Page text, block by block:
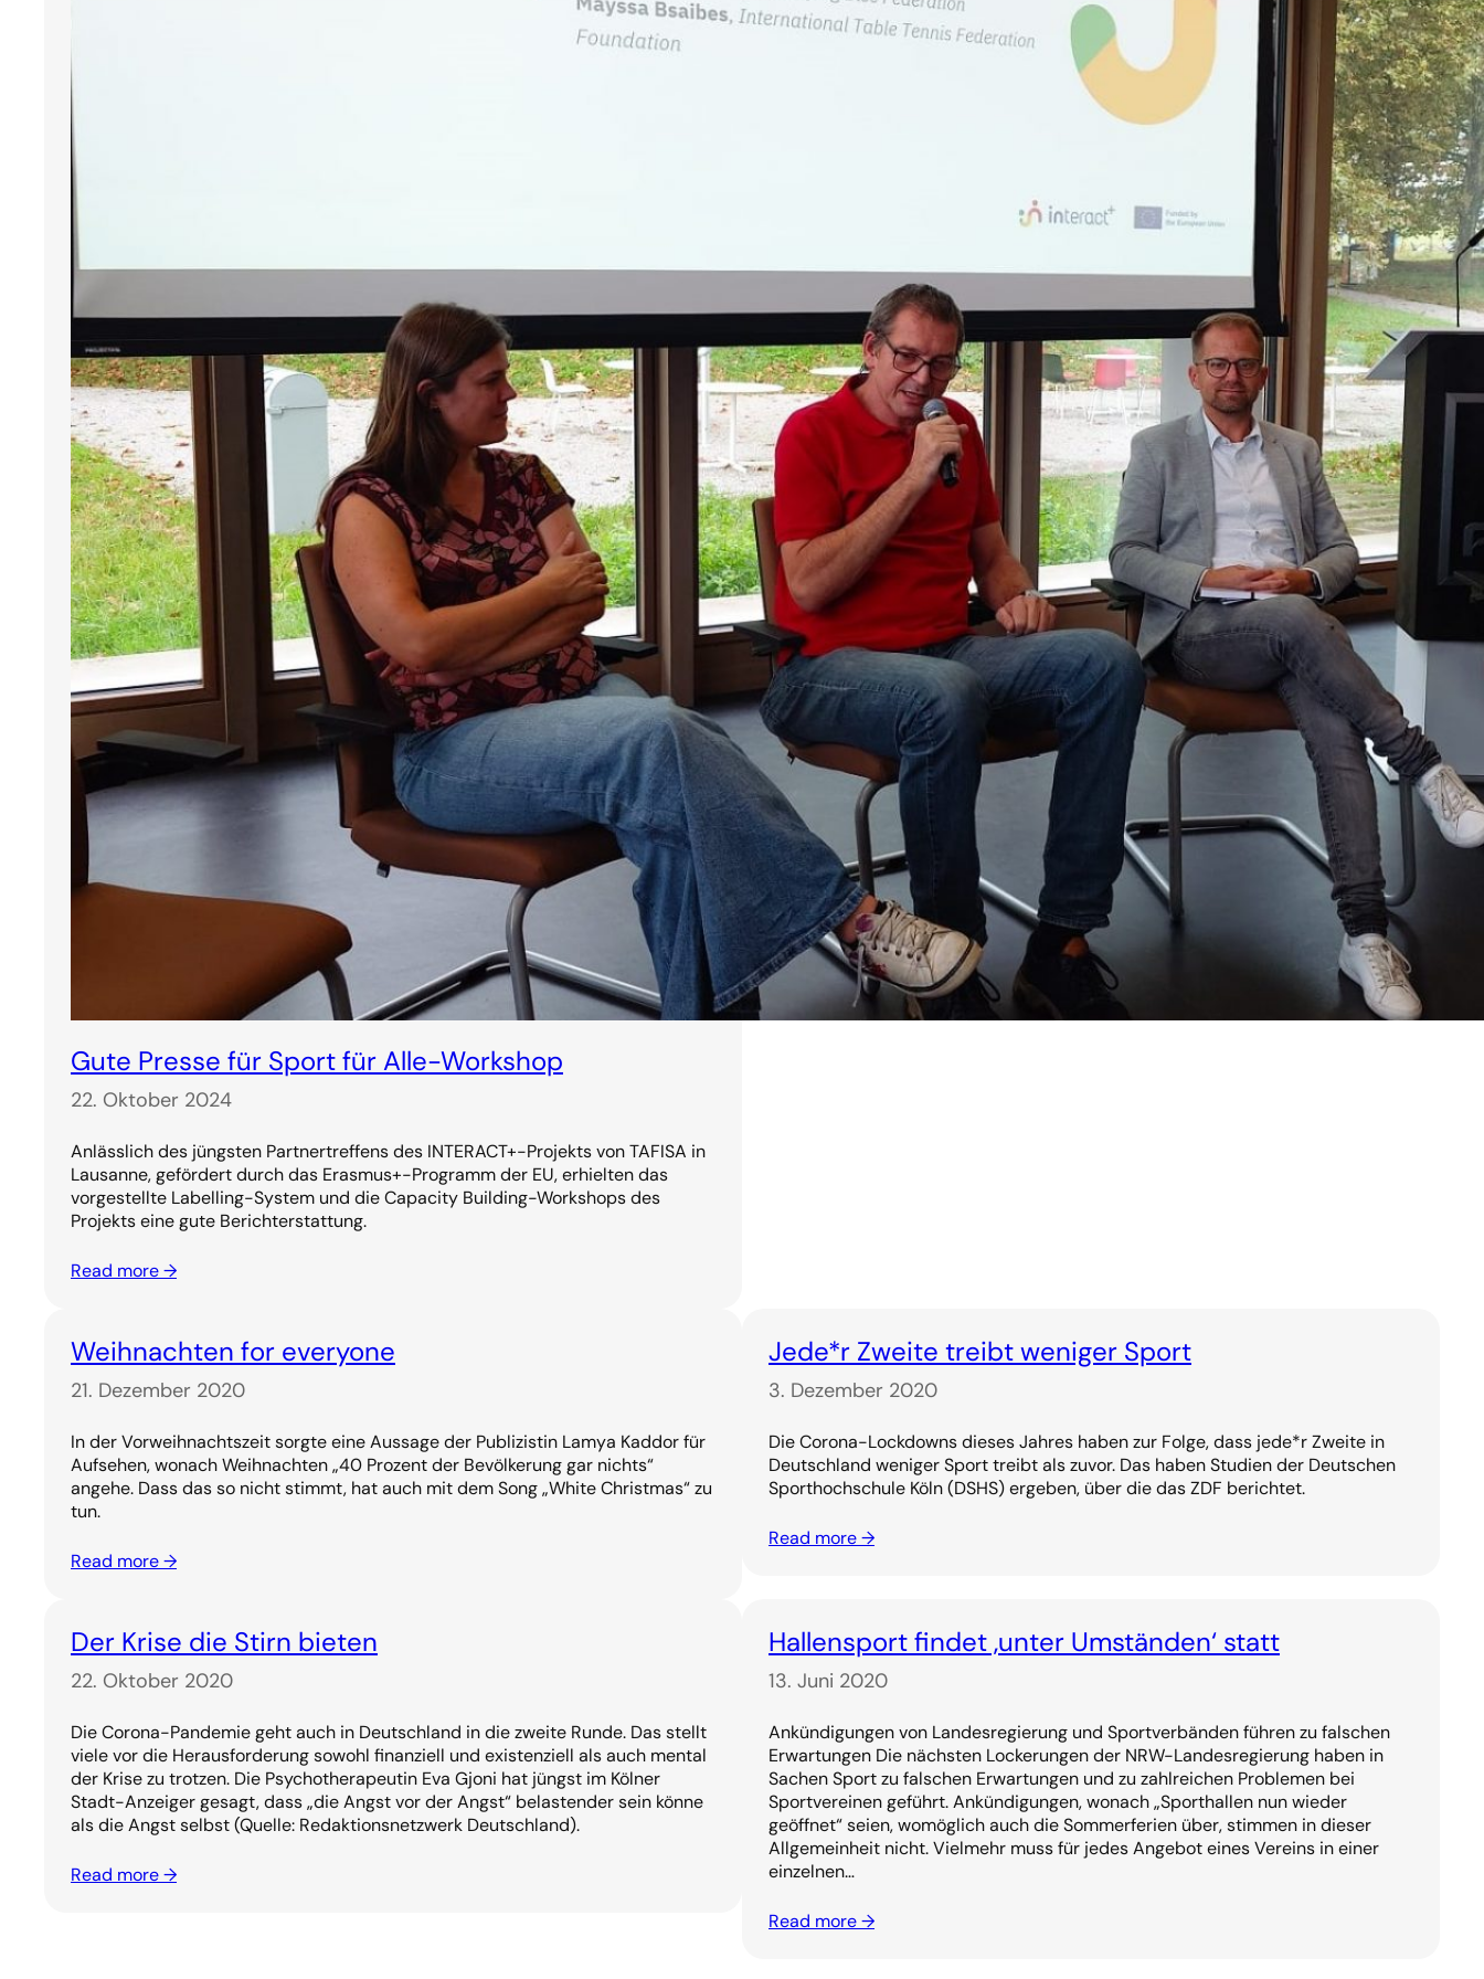
Gute Presse für Sport für Alle-Workshop
22. Oktober 2024
Anlässlich des jüngsten Partnertreffens des INTERACT+-Projekts von TAFISA in
Lausanne, gefördert durch das Erasmus+-Programm der EU, erhielten das
vorgestellte Labelling-System und die Capacity Building-Workshops des
Projekts eine gute Berichterstattung.
Read more →
Insgesamt 200 Gäste haben sich beim erstmals online durchgeführten
Lehrteamtreffen des LSB NRW im Januar 2021 zusammengefunden. Die
Organisatorinnen der Akademie für Bildung und Qualifizierung leiteten die
Zoom-Sitzung aus einem Studio in Hamm, zusammen mit Linda Kübel von der
DOSB Führungsakademie aus Köln. Auftakt…
Weihnachten for everyone
21. Dezember 2020
In der Vorweihnachtszeit sorgte eine Aussage der Publizistin Lamya Kaddor für
Aufsehen, wonach Weihnachten „40 Prozent der Bevölkerung gar nichts“
angehe. Dass das so nicht stimmt, hat auch mit dem Song „White Christmas“ zu
tun.
Read more →
Jede*r Zweite treibt weniger Sport
3. Dezember 2020
Die Corona-Lockdowns dieses Jahres haben zur Folge, dass jede*r Zweite in
Deutschland weniger Sport treibt als zuvor. Das haben Studien der Deutschen
Sporthochschule Köln (DSHS) ergeben, über die das ZDF berichtet.
Read more →
Der Krise die Stirn bieten
22. Oktober 2020
Die Corona-Pandemie geht auch in Deutschland in die zweite Runde. Das stellt
viele vor die Herausforderung sowohl finanziell und existenziell als auch mental
der Krise zu trotzen. Die Psychotherapeutin Eva Gjoni hat jüngst im Kölner
Stadt-Anzeiger gesagt, dass „die Angst vor der Angst“ belastender sein könne
als die Angst selbst (Quelle: Redaktionsnetzwerk Deutschland).
Read more →
Hallensport findet ‚unter Umständen‘ statt
13. Juni 2020
Ankündigungen von Landesregierung und Sportverbänden führen zu falschen
Erwartungen Die nächsten Lockerungen der NRW-Landesregierung haben in
Sachen Sport zu falschen Erwartungen und zu zahlreichen Problemen bei
Sportvereinen geführt. Ankündigungen, wonach „Sporthallen nun wieder
geöffnet“ seien, womöglich auch die Sommerferien über, stimmen in dieser
Allgemeinheit nicht. Vielmehr muss für jedes Angebot eines Vereins in einer
einzelnen…
Read more →